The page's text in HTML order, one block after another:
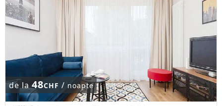
de la48CHF / noapte